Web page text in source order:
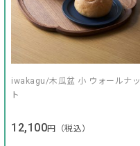
iwakagu/木瓜盆 小 ウォールナッ
ト
12,100円（税込）